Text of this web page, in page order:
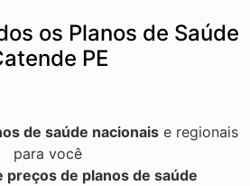
os Planos de Saúde
PE
de saúde nacionaise regionais
para você
preços de planos de saúde